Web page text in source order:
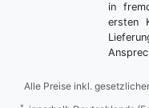
in
ersten
Alle Preise inkl.